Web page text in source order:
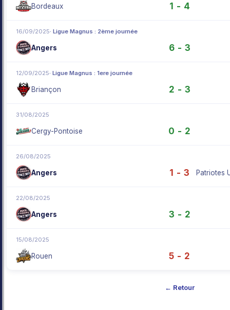
Bordeaux 1 - 4
16/09/2025· Ligue Magnus : 2ème journée
Angers 6 - 3
12/09/2025· Ligue Magnus : 1ere journée
Briançon 2 - 3
31/08/2025
Cergy-Pontoise 0 - 2
26/08/2025
Angers 1 - 3
22/08/2025
Angers 3 - 2
15/08/2025
Rouen 5 - 2
← Retour